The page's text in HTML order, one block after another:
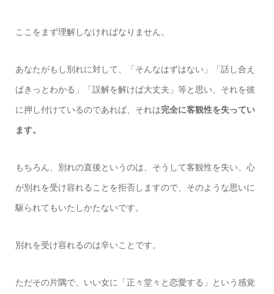
ここをまず理解しなければなりません。
あなたがもし別れに対して、「そんなはずはない」「話し合え
ばきっとわかる」「誤解を解けば大丈夫」等と思い、それを彼
に押し付けているのであれば、それは完全に客観性を失ってい
ます。
もちろん、別れの直後というのは、そうして客観性を失い、心
が別れを受け容れることを拒否しますので、そのような思いに
駆られてもいたしかたないです。
別れを受け容れるのは辛いことです。
ただその片隅で、いい女に「正々堂々と恋愛する」という感覚